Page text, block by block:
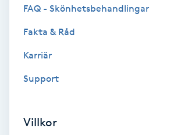
Funktionsanalys
FAQ - Skönhetsbehandlingar
Fakta & Råd
Karriär
Support
Villkor